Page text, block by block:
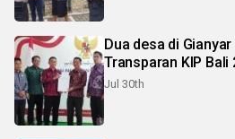
Dua desa di
Transparan KIP Bali
Jul 30th